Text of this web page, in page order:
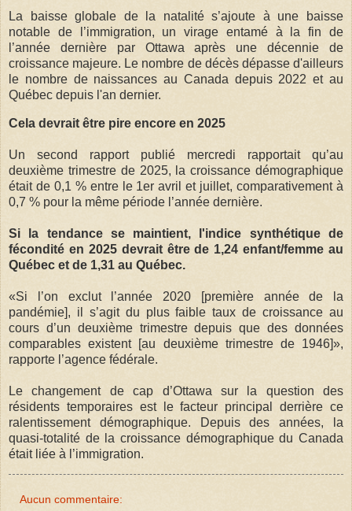
La baisse globale de la natalité s’ajoute à une baisse
notable de l’immigration, un virage entamé à la fin de
l’année dernière par Ottawa après une décennie de
croissance majeure. Le nombre de décès dépasse d'ailleurs
le nombre de naissances au Canada depuis 2022 et au
Québec depuis l'an dernier.
Cela devrait être pire encore en 2025
Un second rapport publié mercredi rapportait qu’au
deuxième trimestre de 2025, la croissance démographique
était de 0,1 % entre le 1er avril et juillet, comparativement à
0,7 % pour la même période l’année dernière.
Si la tendance se maintient, l'indice synthétique de
fécondité en 2025 devrait être de 1,24 enfant/femme au
Québec et de 1,31 au Québec.
«Si l’on exclut l’année 2020 [première année de la
pandémie], il s’agit du plus faible taux de croissance au
cours d’un deuxième trimestre depuis que des données
comparables existent [au deuxième trimestre de 1946]»,
rapporte l’agence fédérale.
Le changement de cap d’Ottawa sur la question des
résidents temporaires est le facteur principal derrière ce
ralentissement démographique. Depuis des années, la
quasi-totalité de la croissance démographique du Canada
était liée à l’immigration.
Aucun commentaire: